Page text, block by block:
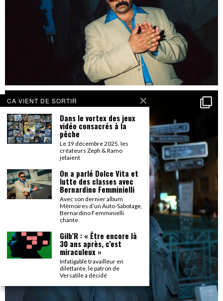
CA VIENT DE SORTIR
Dans le vortex des jeux
vidéo consacrés à la
pêche
Le 19 décembre 2025, les
créateurs Zeph & Ramo
jetaient
On a parlé Dolce Vita et
lutte des classes avec
Bernardino Femminielli
Avec son dernier album
Mémoires d’un Auto-Sabotage,
Bernardino Femminielli
chante
Gilb’R : « Être encore là
30 ans après, c’est
miraculeux »
Infatigable travailleur en
dilettante, le patron de
Versatile a décidé